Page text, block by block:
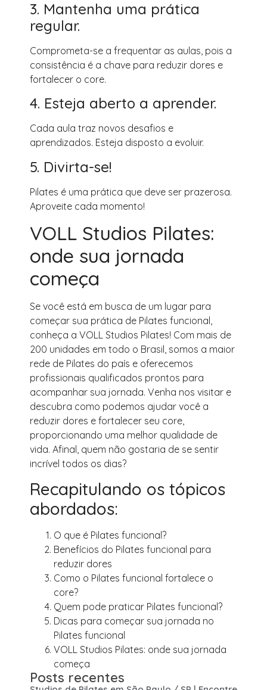
3. Mantenha uma prática
regular.
Comprometa-se a frequentar as aulas, pois a
consistência é a chave para reduzir dores e
fortalecer o core.
4. Esteja aberto a aprender.
Cada aula traz novos desafios e
aprendizados. Esteja disposto a evoluir.
5. Divirta-se!
Pilates é uma prática que deve ser prazerosa.
Aproveite cada momento!
VOLL Studios Pilates:
onde sua jornada
começa
Se você está em busca de um lugar para
começar sua prática de Pilates funcional,
conheça a VOLL Studios Pilates! Com mais de
200 unidades em todo o Brasil, somos a maior
rede de Pilates do país e oferecemos
profissionais qualificados prontos para
acompanhar sua jornada. Venha nos visitar e
descubra como podemos ajudar você a
reduzir dores e fortalecer seu core,
proporcionando uma melhor qualidade de
vida. Afinal, quem não gostaria de se sentir
incrível todos os dias?
Recapitulando os tópicos
abordados:
O que é Pilates funcional?
Benefícios do Pilates funcional para
reduzir dores
Como o Pilates funcional fortalece o
core?
Quem pode praticar Pilates funcional?
Dicas para começar sua jornada no
Pilates funcional
VOLL Studios Pilates: onde sua jornada
começa
Posts recentes